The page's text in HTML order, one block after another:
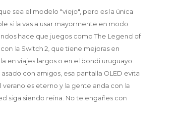
sea el modelo "viejo", pero es la única
si la vas a usar mayormente en modo
hace que juegos como The Legend of
la Switch 2, que tiene mejoras en
en viajes largos o en el bondi uruguayo.
con amigos, esa pantalla OLED evita
es eterno y la gente anda con la
siga siendo reina. No te engañes con